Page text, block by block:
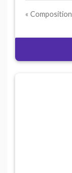
Composition